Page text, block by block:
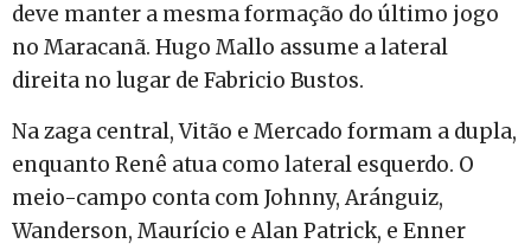
deve manter a mesma formação do último jogo
no Maracanã. Hugo Mallo assume a lateral
direita no lugar de Fabricio Bustos.
Na zaga central, Vitão e Mercado formam a dupla,
enquanto Renê atua como lateral esquerdo. O
meio-campo conta com Johnny, Aránguiz,
Wanderson, Maurício e Alan Patrick, e Enner